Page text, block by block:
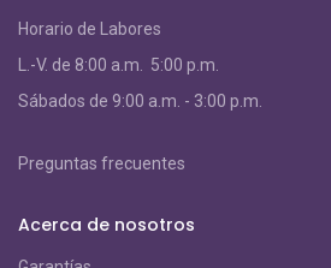
Horario de Labores
L.-V. de 8:00 a.m. 5:00 p.m.
Sábados de 9:00 a.m. - 3:00 p.m.
Preguntas frecuentes
Acerca de nosotros